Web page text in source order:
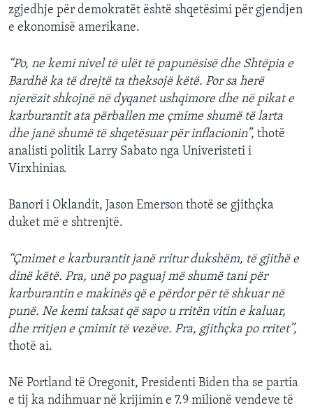
zgjedhje për demokratët është shqetësimi për gjendjen
e ekonomisë amerikane.
“Po, ne kemi nivel të ulët të papunësisë dhe Shtëpia e
Bardhë ka të drejtë ta theksojë këtë. Por sa herë
njerëzit shkojnë në dyqanet ushqimore dhe në pikat e
karburantit ata përballen me çmime shumë të larta
dhe janë shumë të shqetësuar për inflacionin”, thotë
analisti politik Larry Sabato nga Univeristeti i
Virxhinias.
Banori i Oklandit, Jason Emerson thotë se gjithçka
duket më e shtrenjtë.
“Çmimet e karburantit janë rritur dukshëm, të gjithë e
dinë këtë. Pra, unë po paguaj më shumë tani për
karburantin e makinës që e përdor për të shkuar në
punë. Ne kemi taksat që sapo u rritën vitin e kaluar,
dhe rritjen e çmimit të vezëve. Pra, gjithçka po rritet”,
thotë ai.
Në Portland të Oregonit, Presidenti Biden tha se partia
e tij ka ndihmuar në krijimin e 7.9 milionë vendeve të